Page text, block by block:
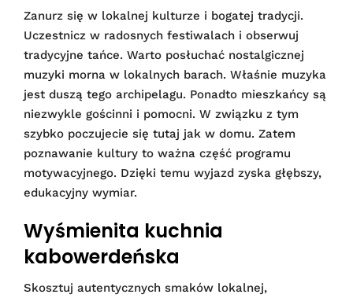
Zanurz się w lokalnej kulturze i bogatej tradycji.
Uczestnicz w radosnych festiwalach i obserwuj
tradycyjne tańce. Warto posłuchać nostalgicznej
muzyki morna w lokalnych barach. Właśnie muzyka
jest duszą tego archipelagu. Ponadto mieszkańcy są
niezwykle gościnni i pomocni. W związku z tym
szybko poczujecie się tutaj jak w domu. Zatem
poznawanie kultury to ważna część programu
motywacyjnego. Dzięki temu wyjazd zyska głębszy,
edukacyjny wymiar.
Wyśmienita kuchnia
kabowerdeńska
Skosztuj autentycznych smaków lokalnej,